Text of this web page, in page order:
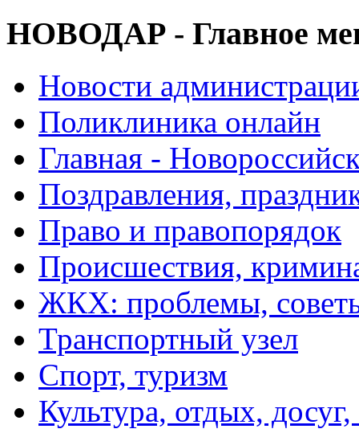
НОВОДАР - Главное
Новости
Поликлиника онлайн
Главная -
Поздравления,
Право и правопорядок
Происшествия,
ЖКХ: проблемы,
Транспортный узел
Спорт, туризм
Культура, отдых,